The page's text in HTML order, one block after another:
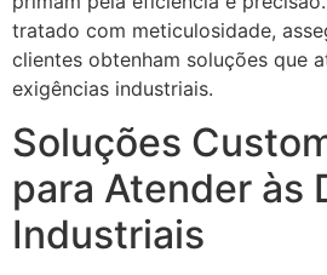
tratado com meticulosidade,
clientes obtenham soluções que
exigências industriais.
Soluções
para Atender às
Industriais